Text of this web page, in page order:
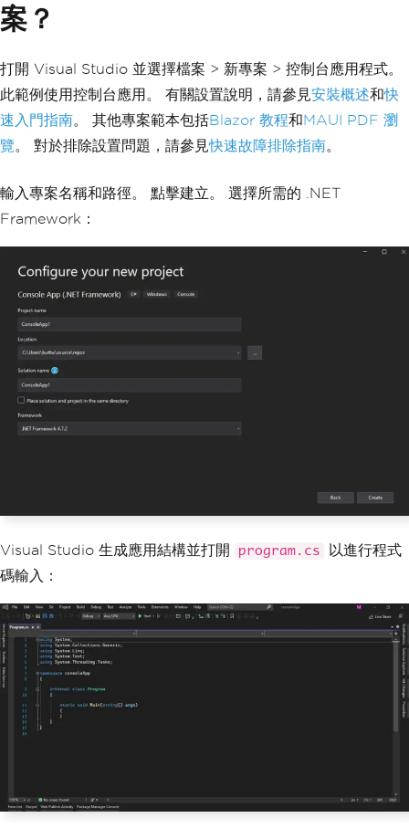
案？
打開 Visual Studio 並選擇檔案 > 新專案 > 控制台應用程式。
此範例使用控制台應用。 有關設置說明，請參見安裝概述和快
速入門指南。 其他專案範本包括Blazor 教程和MAUI PDF 瀏
覽。 對於排除設置問題，請參見快速故障排除指南。
輸入專案名稱和路徑。 點擊建立。 選擇所需的 .NET
Framework：
Visual Studio 生成應用結構並打開 program.cs
以進行程式
碼輸入：